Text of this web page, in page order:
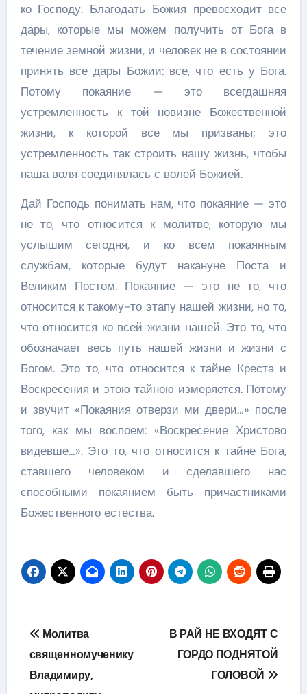
ко Господу. Благодать Божия превосходит все
дары, которые мы можем получить от Бога в
течение земной жизни, и человек не в состоянии
принять все дары Божии: все, что есть у Бога.
Потому покаяние — это всегдашняя
устремленность к той новизне Божественной
жизни, к которой все мы призваны; это
устремленность так строить нашу жизнь, чтобы
наша воля соединялась с волей Божией.
Дай Господь понимать нам, что покаяние — это
не то, что относится к молитве, которую мы
услышим сегодня, и ко всем покаянным
службам, которые будут накануне Поста и
Великим Постом. Покаяние — это не то, что
относится к такому-то этапу нашей жизни, но то,
что относится ко всей жизни нашей. Это то, что
обозначает весь путь нашей жизни и жизни с
Богом. Это то, что относится к тайне Креста и
Воскресения и этою тайною измеряется. Потому
и звучит «Покаяния отверзи ми двери…» после
того, как мы воспоем: «Воскресение Христово
видевше…». Это то, что относится к тайне Бога,
ставшего человеком и сделавшего нас
способными покаянием быть причастниками
Божественного естества.
Навігація
записів
Молитва
священномученику
Владимиру,
В РАЙ НЕ ВХОДЯТ С
ГОРДО ПОДНЯТОЙ
ГОЛОВОЙ